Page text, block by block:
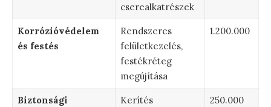
cserealkatrészek
Korrózióvédelem
és festés
Rendszeres
felületkezelés,
festékréteg
megújítása
1.200.000
Biztonsági
Kerítés
250.000